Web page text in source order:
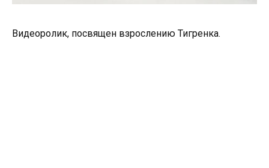
Видеоролик, посвящен взрослению Тигренка.